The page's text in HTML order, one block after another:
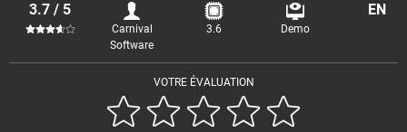
VOTRE ÉVALUATION
3.7 / 5
Carnival
Software
3.6 Demo
EN